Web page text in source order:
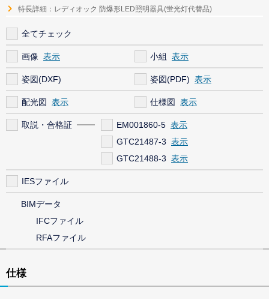
特長詳細：レディオック 防爆形LED照明器具(蛍光灯代替品)
全てチェック
画像 小組
姿図(DXF) 姿図(PDF)
配光図 仕様図
取説・合格証
EM001860-5
GTC21487-3
GTC21488-3
IESファイル
BIMデータ
IFCファイル
RFAファイル
仕様